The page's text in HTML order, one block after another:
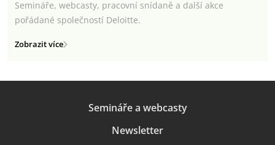
Semináře, webcasty, pracovní snídaně a další akce
pořádané společností Deloitte.
Zobrazit více
Semináře a webcasty
Newsletter